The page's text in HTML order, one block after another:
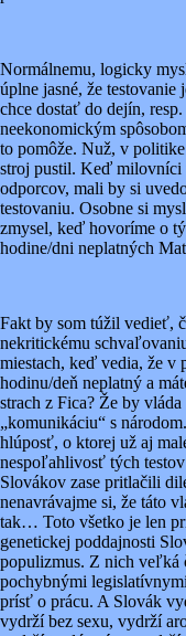
Normálnemu, logicky
úplne jasné, že
chce dostať do dejín,
neekonomickým
to pomôže. Nuž, v
stroj pustil. Keď milovníci
odporcov, mali by si
testovaniu. Osobne si
zmysel, keď hovoríme o
hodine/dni neplatných
Fakt by som túžil vedieť,
nekritickému
miestach, keď vedia, že v
hodinu/deň neplatný a
strach z Fica? Že by
„komunikáciu“ s
hlúposť, o ktorej už aj
nespoľahlivosť tých testov
Slovákov zase pritlačili
nenavrávajme si, že táto
tak… Toto všetko je len
genetickej poddajnosti
populizmus. Z nich veľká
pochybnými
prísť o prácu. A Slovák
vydrží bez sexu, vydrží